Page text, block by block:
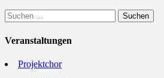
Suchen
nach:
Veranstaltungen
Projektchor